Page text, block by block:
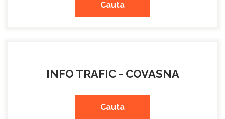
Cauta
INFO TRAFIC - COVASNA
Cauta